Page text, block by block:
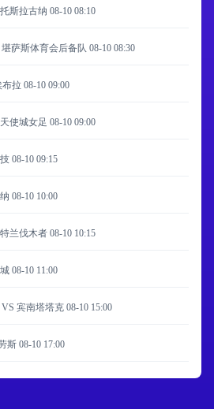
斯拉古纳 08-10 08:10
萨斯体育会后备队 08-10 08:30
布拉 08-10 09:00
使城女足 08-10 09:00
08-10 09:15
08-10 10:00
兰伐木者 08-10 10:15
08-10 11:00
宾南塔塔克 08-10 15:00
斯 08-10 17:00